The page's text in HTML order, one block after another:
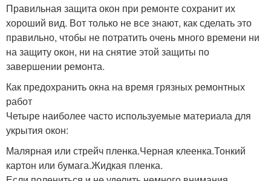
Правильная защита окон при ремонте сохранит их
хороший вид. Вот только не все знают, как сделать это
правильно, чтобы не потратить очень много времени ни
на защиту окон, ни на снятие этой защиты по
завершении ремонта.
Как предохранить окна на время грязных ремонтных
работ
Четыре наиболее часто используемые материала для
укрытия окон:
Малярная или стрейч пленка.Черная клеенка.Тонкий
картон или бумага.Жидкая пленка.